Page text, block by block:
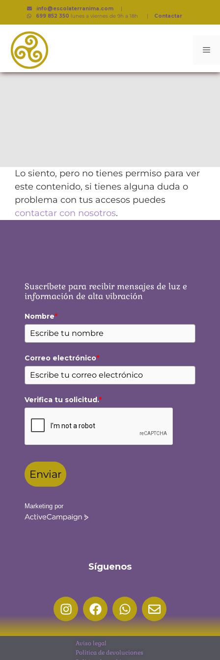
info@escolaterranima.com |
699 852 350 lunes a viernes de 9h a 18h | Contactar
Lo siento, pero no tienes permiso para ver
este contenido, si tienes alguna duda o
problema con tus accesos puedes
contactar con nosotros.
Suscríbete para recibir mensajes de luz e
información de alta vibración
Nombre*
Correo electrónico*
Verifica tu solicitud.*
Enviar
Marketing por
ActiveCampaign
Síguenos
Aviso legal
Política de devoluciones